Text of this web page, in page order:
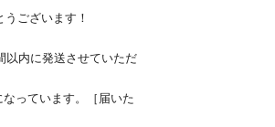
ございます！
以内に発送させていただ
っています。［届いた